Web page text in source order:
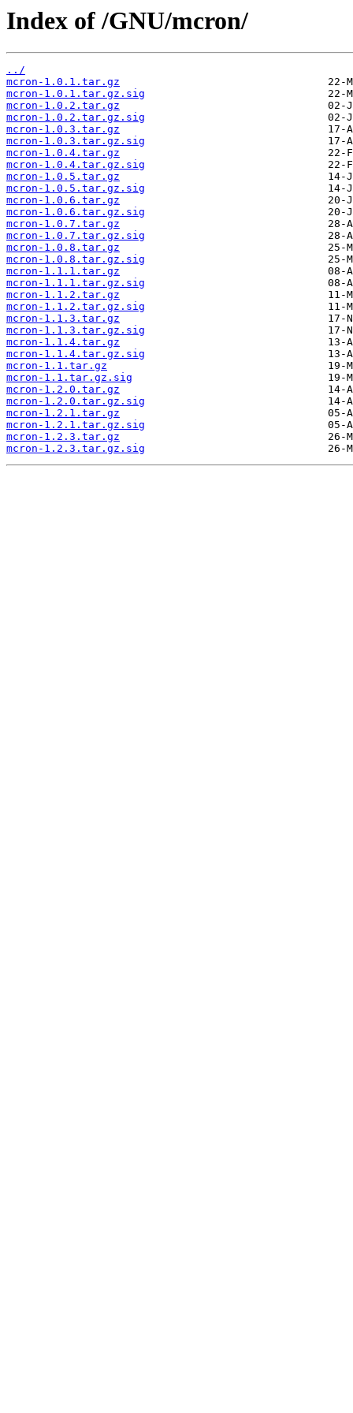
Index of /GNU/mcron/
../
mcron-1.0.1.tar.gz
mcron-1.0.1.tar.gz.sig
mcron-1.0.2.tar.gz
mcron-1.0.2.tar.gz.sig
mcron-1.0.3.tar.gz
mcron-1.0.3.tar.gz.sig
mcron-1.0.4.tar.gz
mcron-1.0.4.tar.gz.sig
mcron-1.0.5.tar.gz
mcron-1.0.5.tar.gz.sig
mcron-1.0.6.tar.gz
mcron-1.0.6.tar.gz.sig
mcron-1.0.7.tar.gz
mcron-1.0.7.tar.gz.sig
mcron-1.0.8.tar.gz
mcron-1.0.8.tar.gz.sig
mcron-1.1.1.tar.gz
mcron-1.1.1.tar.gz.sig
mcron-1.1.2.tar.gz
mcron-1.1.2.tar.gz.sig
mcron-1.1.3.tar.gz
mcron-1.1.3.tar.gz.sig
mcron-1.1.4.tar.gz
mcron-1.1.4.tar.gz.sig
mcron-1.1.tar.gz
mcron-1.1.tar.gz.sig
mcron-1.2.0.tar.gz
mcron-1.2.0.tar.gz.sig
mcron-1.2.1.tar.gz
mcron-1.2.1.tar.gz.sig
mcron-1.2.3.tar.gz
mcron-1.2.3.tar.gz.sig